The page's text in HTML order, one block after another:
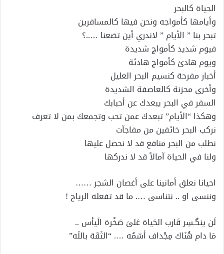
الحياة كالبحر
وأيامها كأمواجه ونحن فيها كالمسافرين
تبحر بنا ” الأيام ” لاندري أين تضعنا …..؟
فيوم شديد كأمواج شديدة
ويوم هادئ كأمواج هادئة
أخبار مفرحة كنسيم البحر العليل
وأخرى محزنة كالعاصفة الشديدة
السفر في البحر يبعدك عن أحبابك
وهكذا “الأيام” تبعدك عمن تحب وتجمعك بمن لا تعرف
نركب البحر خائفين من مفاجآت
نطلب من البحر منافع قد لا نحصل عليها
ولنا في الحياة آمالاً قد لا ندركها
احيانا نعلق أمانينا على أغصان الشجر ……
وننسى او .. نتناسى …. ما قد تفعله الرياح !
لَن ينگـسِر قَارب الحَياة عَلىَ صَخْرة الَيأس ..
مَا دام هُنَاك مِجْداف أسّمُه …. “الثَقَة باللَه”